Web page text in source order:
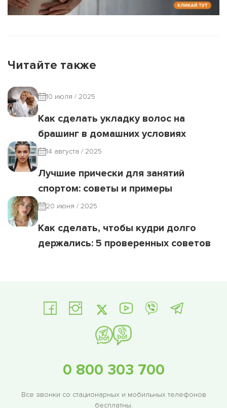
Читайте также
10 июля / 2025
Как сделать укладку волос на
брашинг в домашних условиях
14 августа / 2025
Лучшие прически для занятий
спортом: советы и примеры
20 июня / 2025
Как сделать, чтобы кудри долго
держались: 5 проверенных советов
0 800 303 700
Все звонки со стационарных и мобильных телефонов
бесплатны.